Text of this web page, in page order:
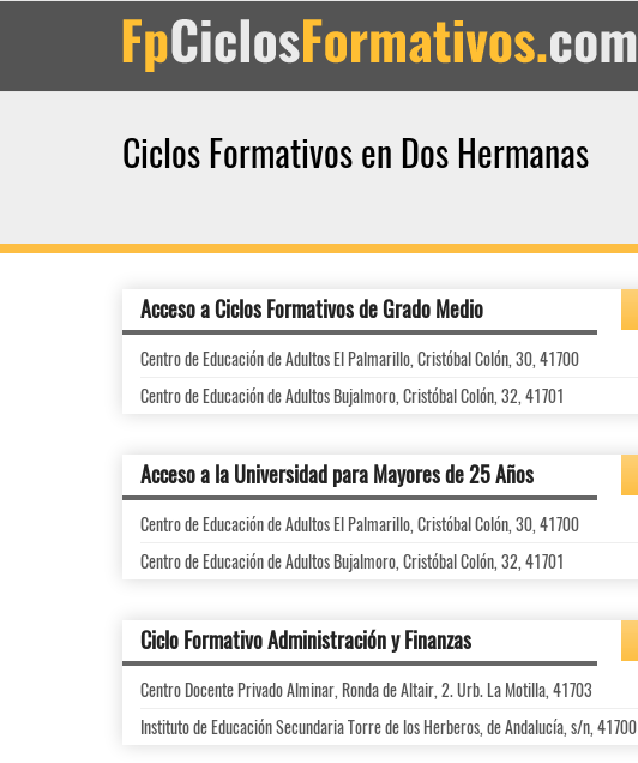
Ciclos Formativos en Dos Hermanas
Acceso a Ciclos Formativos de Grado Medio
Centro de Educación de Adultos El Palmarillo, Cristóbal Colón, 30, 41700
Centro de Educación de Adultos Bujalmoro, Cristóbal Colón, 32, 41701
Acceso a la Universidad para Mayores de 25 Años
Centro de Educación de Adultos El Palmarillo, Cristóbal Colón, 30, 41700
Centro de Educación de Adultos Bujalmoro, Cristóbal Colón, 32, 41701
Ciclo Formativo Administración y Finanzas
Centro Docente Privado Alminar, Ronda de Altair, 2. Urb. La Motilla, 41703
Instituto de Educación Secundaria Torre de los Herberos, de Andalucía, s/n, 41700